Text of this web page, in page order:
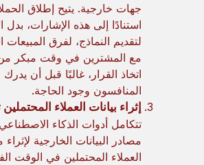
جهات خارجية. يتيح إطلاق
استنادًا إلى هذه الإشارات، بدل
لتقديم النماذج، لفرق المبيعات
مع المشترين في وقت مبكر
اتخاذ القرار، غالبًا قبل أن يدرك
المنافسون وجود الحاجة.
إثراء بيانات العملاء المحتملين
تتكامل أدوات الذكاء
مصادر البيانات الخارجية
العملاء المحتملين في الوقت